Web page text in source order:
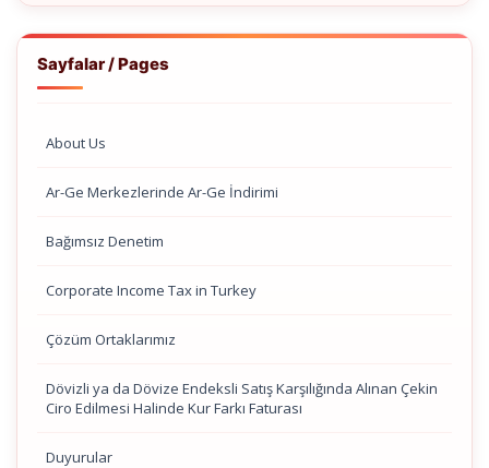
Sayfalar / Pages
About Us
Ar-Ge Merkezlerinde Ar-Ge İndirimi
Bağımsız Denetim
Corporate Income Tax in Turkey
Çözüm Ortaklarımız
Dövizli ya da Dövize Endeksli Satış Karşılığında Alınan Çekin
Ciro Edilmesi Halinde Kur Farkı Faturası
Duyurular